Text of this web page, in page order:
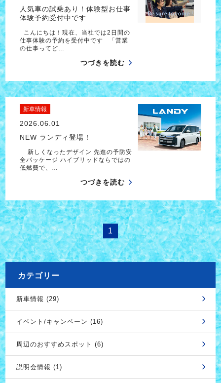
人気車の試乗あり！体験型お仕事
体験予約受付中です
こんにちは！現在、当社では2日間の
仕事体験の予約を受付中です 「営業
の仕事ってど…
つづきを読む
新車情報
2026.06.01
NEW ランディ登場！
新しくなったデザイン 先進の予防安
全パッケージ ハイブリッドならではの
低燃費で、…
つづきを読む
1
カテゴリー
新車情報 (29)
イベント/キャンペーン (16)
周辺のおすすめスポット (6)
説明会情報 (1)